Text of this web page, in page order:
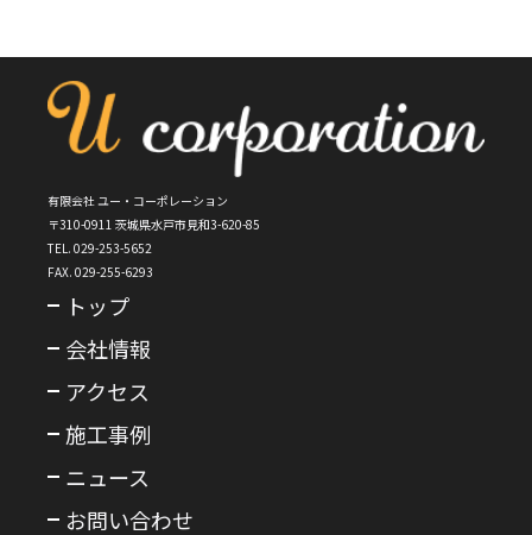
有限会社 ユー・コーポレーション
〒310-0911 茨城県水戸市見和3-620-85
TEL. 029-253-5652
FAX. 029-255-6293
トップ
会社情報
アクセス
施工事例
ニュース
お問い合わせ